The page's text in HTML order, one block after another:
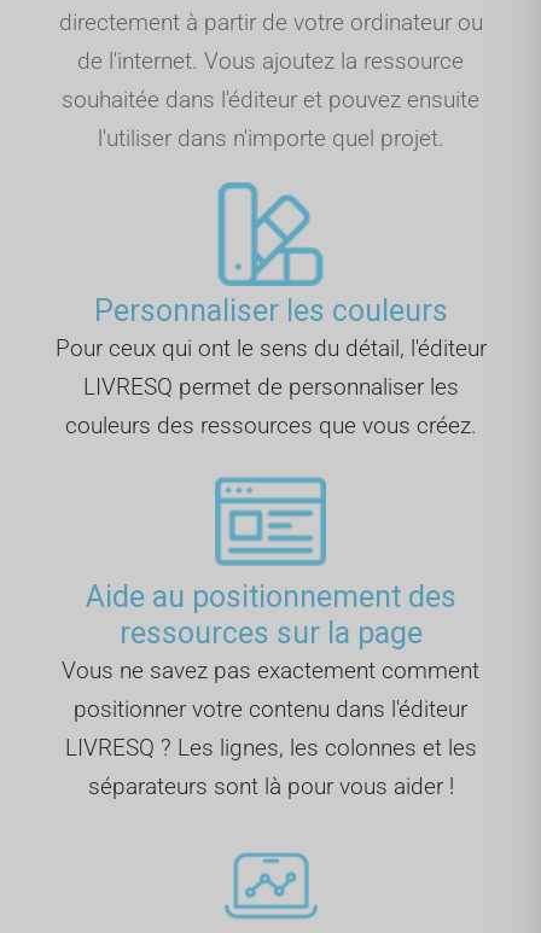
directement à partir de votre ordinateur ou
de l'internet. Vous ajoutez la ressource
souhaitée dans l'éditeur et pouvez ensuite
l'utiliser dans n'importe quel projet.
Personnaliser les couleurs
Pour ceux qui ont le sens du détail, l'éditeur
LIVRESQ permet de personnaliser les
couleurs des ressources que vous créez.
Aide au positionnement des
ressources sur la page
Vous ne savez pas exactement comment
positionner votre contenu dans l'éditeur
LIVRESQ ? Les lignes, les colonnes et les
séparateurs sont là pour vous aider !